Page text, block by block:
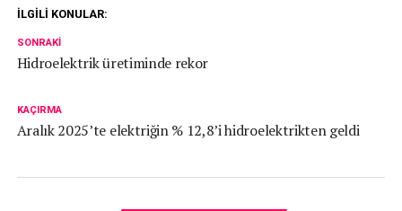
İLGILI KONULAR:
SONRAKI
Hidroelektrik üretiminde rekor
KAÇIRMA
Aralık 2025’te elektriğin % 12,8’i hidroelektrikten geldi